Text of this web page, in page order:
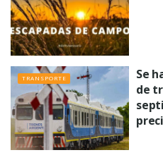
TRANSPORTE
Se
de